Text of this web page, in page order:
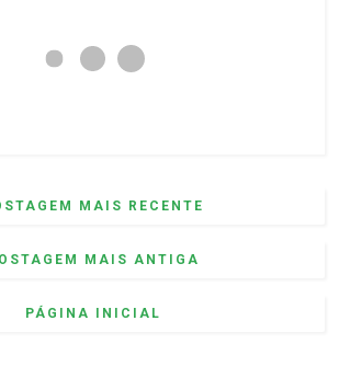
MAIS RECENTE
MAIS ANTIGA
PÁGINA INICIAL